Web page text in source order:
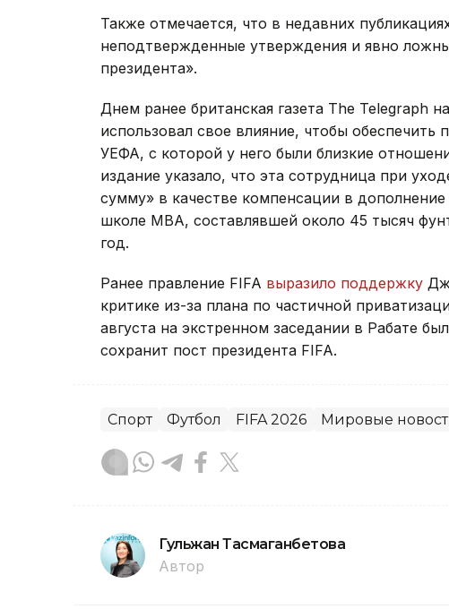
Также отмечается, что в недавних
неподтвержденные утверждения и явно
президента».
Днем ранее британская газета The Telegraph
использовал свое влияние, чтобы
УЕФА, с которой у него были близкие
издание указало, что эта сотрудница при
сумму» в качестве компенсации в
школе МВА, составлявшей около 45 тысяч
год.
Ранее правление FIFA выразило поддержку
критике из-за плана по частичной
августа на экстренном заседании в Рабате
сохранит пост президента FIFA.
Спорт Футбол FIFA 2026 Мировые
Гульжан Тасмаганбетова
Автор